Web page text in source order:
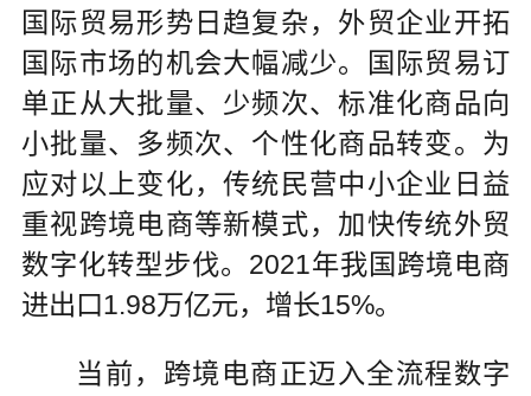
国际贸易形势日趋复杂，外贸企业开拓
国际市场的机会大幅减少。国际贸易订
单正从大批量、少频次、标准化商品向
小批量、多频次、个性化商品转变。为
应对以上变化，传统民营中小企业日益
重视跨境电商等新模式，加快传统外贸
数字化转型步伐。2021年我国跨境电商
进出口1.98万亿元，增长15%。
当前，跨境电商正迈入全流程数字